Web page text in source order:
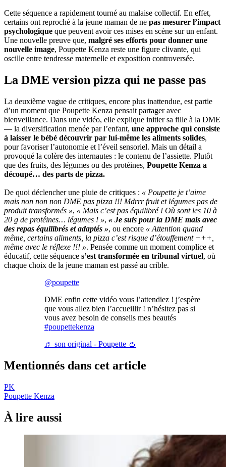
Cette séquence a rapidement tourné au malaise collectif. En effet,
certains ont reproché à la jeune maman de ne pas mesurer l’impact
psychologique que peuvent avoir ces mises en scène sur un enfant.
Une nouvelle preuve que, malgré ses efforts pour donner une
nouvelle image, Poupette Kenza reste une figure clivante, qui
oscille entre tendresse maternelle et exposition controversée.
La DME version pizza qui ne passe pas
La deuxième vague de critiques, encore plus inattendue, est partie
d’un moment que Poupette Kenza pensait partager avec
bienveillance. Dans une vidéo, elle explique initier sa fille à la DME
— la diversification menée par l’enfant, une approche qui consiste
à laisser le bébé découvrir par lui-même les aliments solides,
pour favoriser l’autonomie et l’éveil sensoriel. Mais un détail a
provoqué la colère des internautes : le contenu de l’assiette. Plutôt
que des fruits, des légumes ou des protéines, Poupette Kenza a
découpé… des parts de pizza.
De quoi déclencher une pluie de critiques : « Poupette je t’aime
mais non non non DME pas pizza !!! Mdrrr fruit et légumes pas de
produit transformés », « Mais c’est pas équilibré ! Où sont les 10 à
20 g de protéines… légumes ! », « Je suis pour la DME mais avec
des repas équilibrés et adaptés », ou encore « Attention quand
même, certains aliments, la pizza c’est risque d’étouffement +++,
même avec le réflexe !!! ». Pensée comme un moment complice et
éducatif, cette séquence s’est transformée en tribunal virtuel, où
chaque choix de la jeune maman est passé au crible.
@poupette
DME enfin cette vidéo vous l’attendiez ! j’espère
que vous allez bien l’accueillir ! n’hésitez pas si
vous avez besoin de conseils mes beautés
#poupettekenza
♬ son original - Poupette 👛
Mentionnés dans cet article
PK
Poupette Kenza
À lire aussi